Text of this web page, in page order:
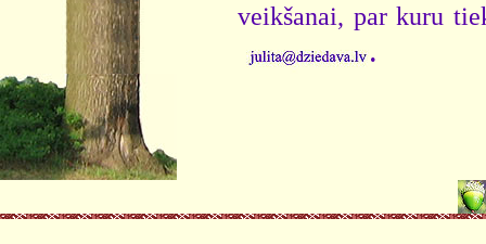
veikšanai, par kuru
.